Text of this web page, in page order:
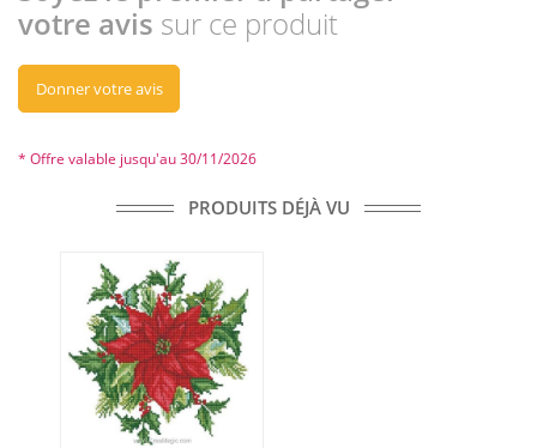
votre avis sur ce produit
Donner votre avis
* Offre valable jusqu'au 30/11/2026
PRODUITS DÉJÀ VU